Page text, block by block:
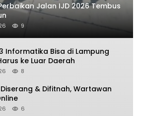
Jalan IJD 2026 Tembus
9
Informatika Bisa di Lampung
ke Luar Daerah
8
& Difitnah, Wartawan
6